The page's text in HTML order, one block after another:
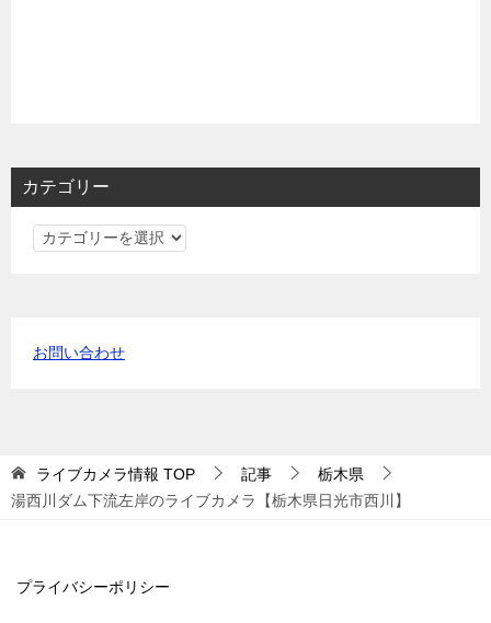
カテゴリー
カ
ー
お問い合わせ
ライブカメラ情報 TOP 記事
栃木県
湯西川ダム下流左岸のライブカメラ【栃木県日光市西川】
プライバシーポリシー